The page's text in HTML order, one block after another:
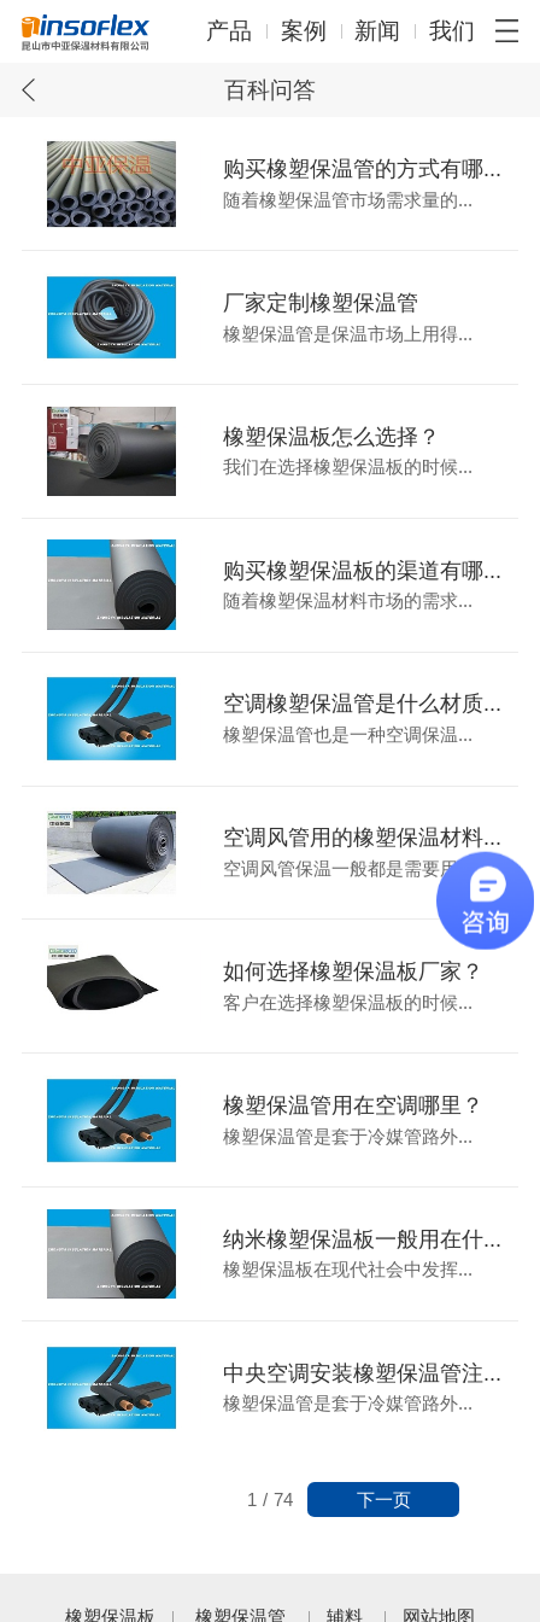
产品 案例 新闻 我们
百科问答
购买橡塑保温管的方式有哪...
随着橡塑保温管市场需求量的...
厂家定制橡塑保温管
橡塑保温管是保温市场上用得...
橡塑保温板怎么选择？
我们在选择橡塑保温板的时候...
购买橡塑保温板的渠道有哪...
随着橡塑保温材料市场的需求...
空调橡塑保温管是什么材质...
橡塑保温管也是一种空调保温...
空调风管用的橡塑保温材料...
空调风管保温一般都是需要用...
如何选择橡塑保温板厂家？
客户在选择橡塑保温板的时候...
橡塑保温管用在空调哪里？
橡塑保温管是套于冷媒管路外...
纳米橡塑保温板一般用在什...
橡塑保温板在现代社会中发挥...
中央空调安装橡塑保温管注...
橡塑保温管是套于冷媒管路外...
1 / 74 下一页
橡塑保温板 橡塑保温管 辅料 网站地图